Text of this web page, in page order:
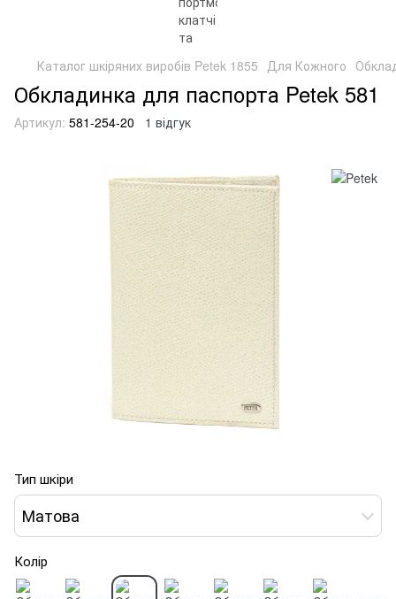
Каталог шкіряних виробів Petek 1855 Для Кожного
Обкладинка для паспорта Petek 581
Артикул: 581-254-20 1 відгук
Тип шкіри
Матова
Колір